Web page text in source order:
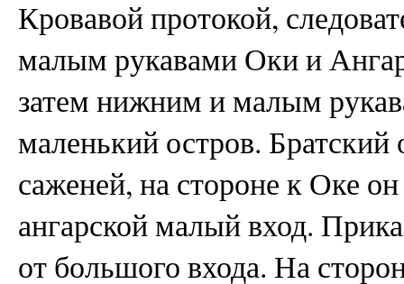
Кровавой протокой,
малым рукавами Оки и
затем нижним и малым
маленький остров. Братский
саженей, на стороне к Оке
ангарской малый вход.
от большого входа. На